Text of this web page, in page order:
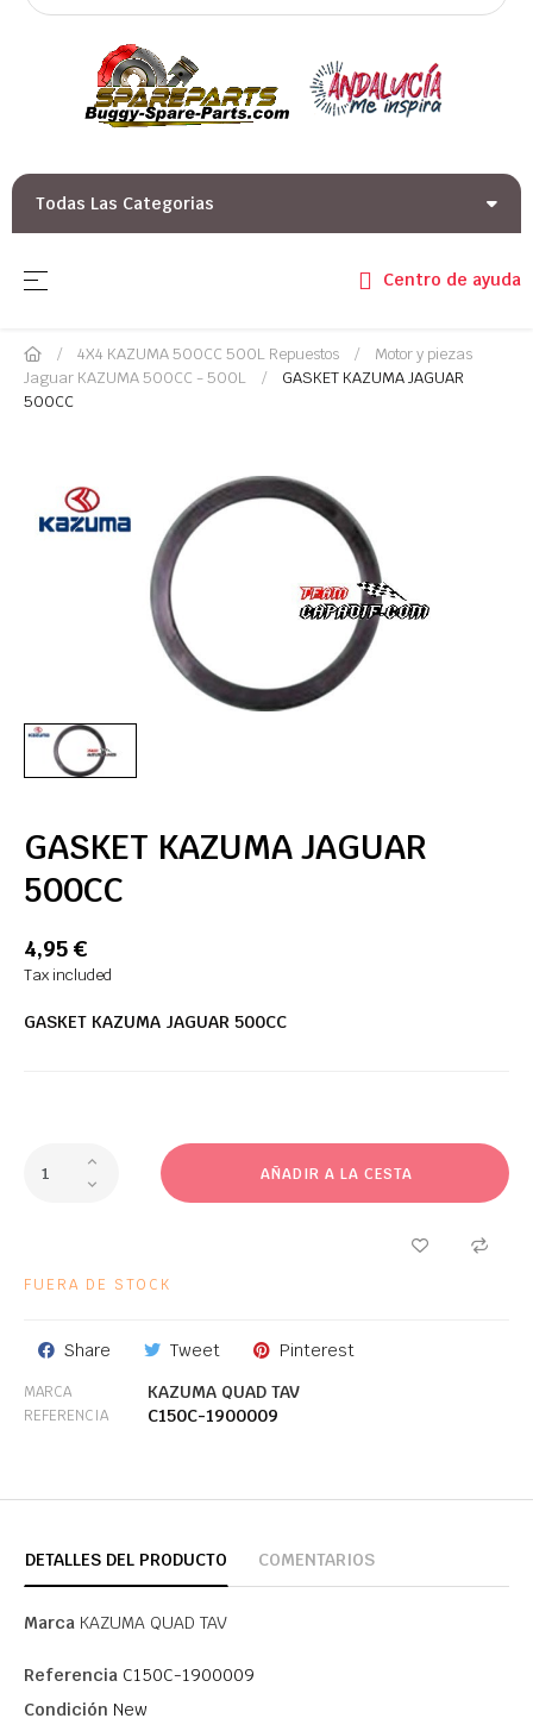
Todas Las Categorias
Navegación de palanca
☰ Centro de ayuda
4X4 KAZUMA 500CC 500L Repuestos
Motor y piezas
Jaguar KAZUMA 500CC - 500L
GASKET KAZUMA JAGUAR
500CC
GASKET KAZUMA JAGUAR
500CC
4,95 €
Tax included
GASKET KAZUMA JAGUAR 500CC
AÑADIR A LA CESTA
FUERA DE STOCK
Share Tweet Pinterest
MARCA KAZUMA QUAD TAV
REFERENCIA C150C-1900009
DETALLES DEL PRODUCTO COMENTARIOS
Marca KAZUMA QUAD TAV
Referencia C150C-1900009
Condición New